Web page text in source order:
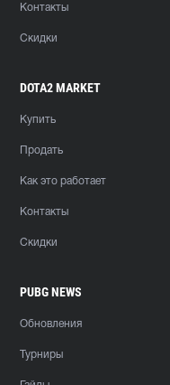
Контакты
Скидки
DOTA2 MARKET
Купить
Продать
Как это работает
Контакты
Скидки
PUBG NEWS
Обновления
Турниры